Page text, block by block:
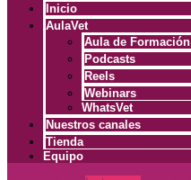
Inicio
AulaVet
Aula de Formación
Podcasts
Reels
Webinars
WhatsVet
Nuestros canales
Tienda
Equipo